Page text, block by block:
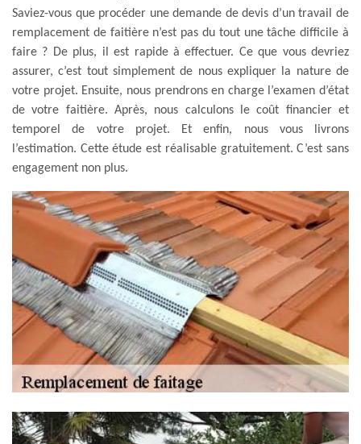
Saviez-vous que procéder une demande de devis d’un travail de
remplacement de faitière n’est pas du tout une tâche difficile à
faire ? De plus, il est rapide à effectuer. Ce que vous devriez
assurer, c’est tout simplement de nous expliquer la nature de
votre projet. Ensuite, nous prendrons en charge l’examen d’état
de votre faitière. Après, nous calculons le coût financier et
temporel de votre projet. Et enfin, nous vous livrons
l’estimation. Cette étude est réalisable gratuitement. C’est sans
engagement non plus.